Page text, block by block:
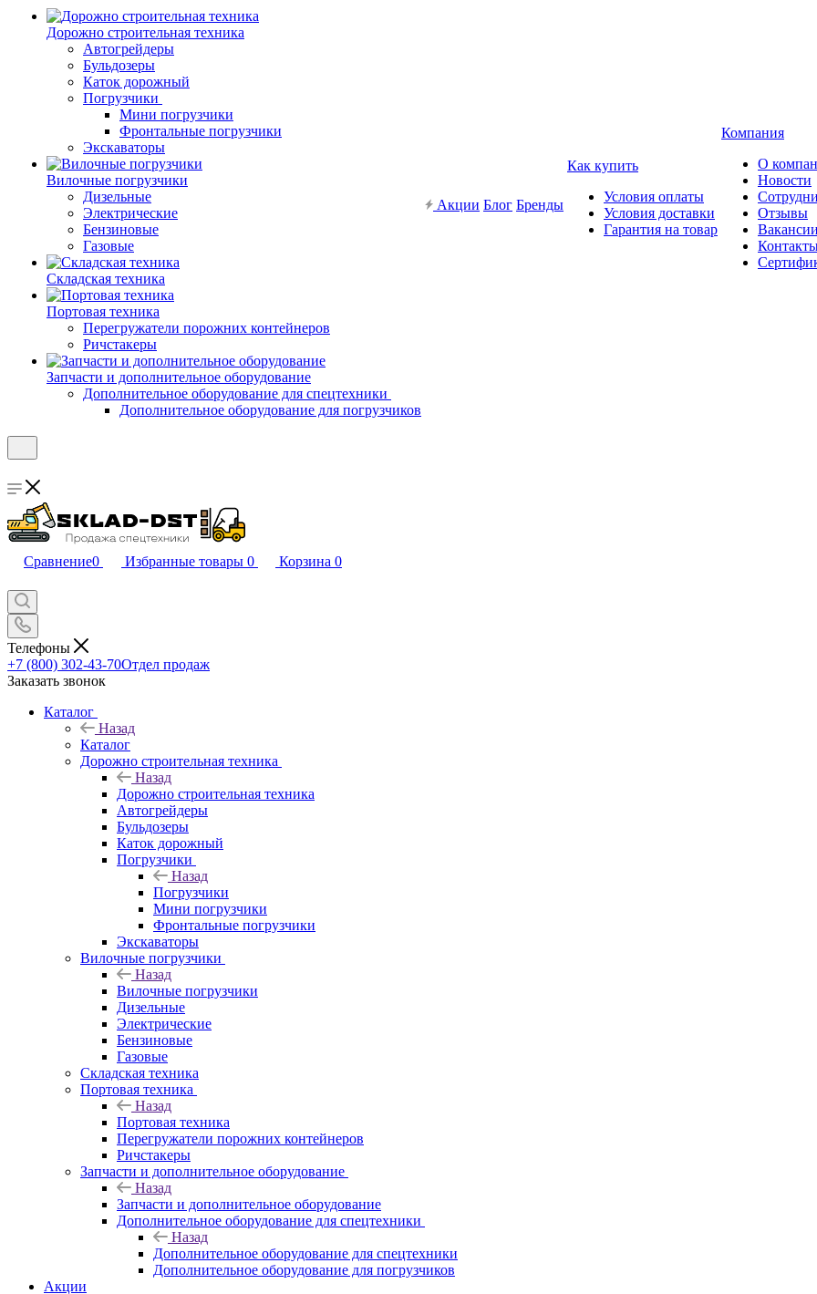
Дорожно строительная техника
Автогрейдеры
Бульдозеры
Каток дорожный
Погрузчики
Мини погрузчики
Фронтальные погрузчики
Экскаваторы
Вилочные погрузчики
Дизельные
Электрические
Бензиновые
Газовые
Складская техника
Портовая техника
Перегружатели порожних контейнеров
Ричстакеры
Запчасти и дополнительное оборудование
Дополнительное оборудование для спецтехники
Дополнительное оборудование для погрузчиков
Акции Блог Бренды
Как купить
Условия оплаты
Условия доставки
Гарантия на товар
Компания
О
Новости
Отзывы
Сравнение0 Избранные товары 0 Корзина 0
Телефоны
+7 (800) 302-43-70Отдел продаж
Заказать звонок
Каталог
Назад
Каталог
Дорожно строительная техника
Назад
Дорожно строительная техника
Автогрейдеры
Бульдозеры
Каток дорожный
Погрузчики
Назад
Погрузчики
Мини погрузчики
Фронтальные погрузчики
Экскаваторы
Вилочные погрузчики
Назад
Вилочные погрузчики
Дизельные
Электрические
Бензиновые
Газовые
Складская техника
Портовая техника
Назад
Портовая техника
Перегружатели порожних контейнеров
Ричстакеры
Запчасти и дополнительное оборудование
Назад
Запчасти и дополнительное оборудование
Дополнительное оборудование для спецтехники
Назад
Дополнительное оборудование для спецтехники
Дополнительное оборудование для погрузчиков
Акции